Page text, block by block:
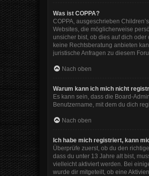
Was ist COPPA?
COPPA, ausgeschrieben
Websites, die möglicherweise
unsicher bist, ob dies auf dich
keine Rechtsberatung anbieten
juristische Anfragen zu diesem
Nach oben
Warum kann ich mich nicht
Es kann sein, dass die Board-
Benutzername, mit dem du dich
Nach oben
Ich habe mich registriert, kann
Überprüfe zuerst, ob du den
dass du unter 13 Jahre alt bist,
vielleicht aktiviert werden. Bei
wurde dir mitgeteilt, ob eine